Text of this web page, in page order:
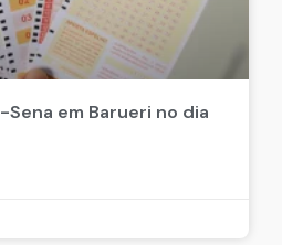
em Barueri no dia